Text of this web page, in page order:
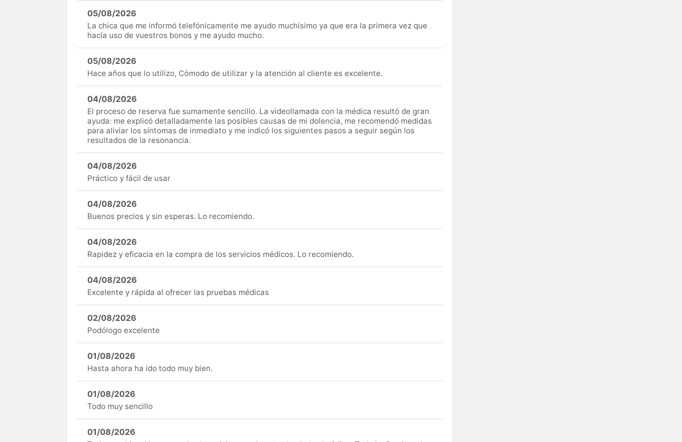
05/08/2026
La chica que me informó telefónicamente me ayudo muchísimo ya que era la primera vez que
hacía uso de vuestros bonos y me ayudo mucho.
05/08/2026
Hace años que lo utilizo, Cómodo de utilizar y la atención al cliente es excelente.
04/08/2026
El proceso de reserva fue sumamente sencillo. La videollamada con la médica resultó de gran
ayuda: me explicó detalladamente las posibles causas de mi dolencia, me recomendó medidas
para aliviar los síntomas de inmediato y me indicó los siguientes pasos a seguir según los
resultados de la resonancia.
04/08/2026
Práctico y fácil de usar
04/08/2026
Buenos precios y sin esperas. Lo recomiendo.
04/08/2026
Rapidez y eficacia en la compra de los servicios médicos. Lo recomiendo.
04/08/2026
Excelente y rápida al ofrecer las pruebas médicas
02/08/2026
Podólogo excelente
01/08/2026
Hasta ahora ha ido todo muy bien.
01/08/2026
Todo muy sencillo
01/08/2026